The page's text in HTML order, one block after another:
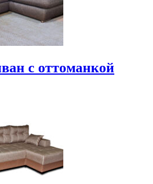
с оттоманкой